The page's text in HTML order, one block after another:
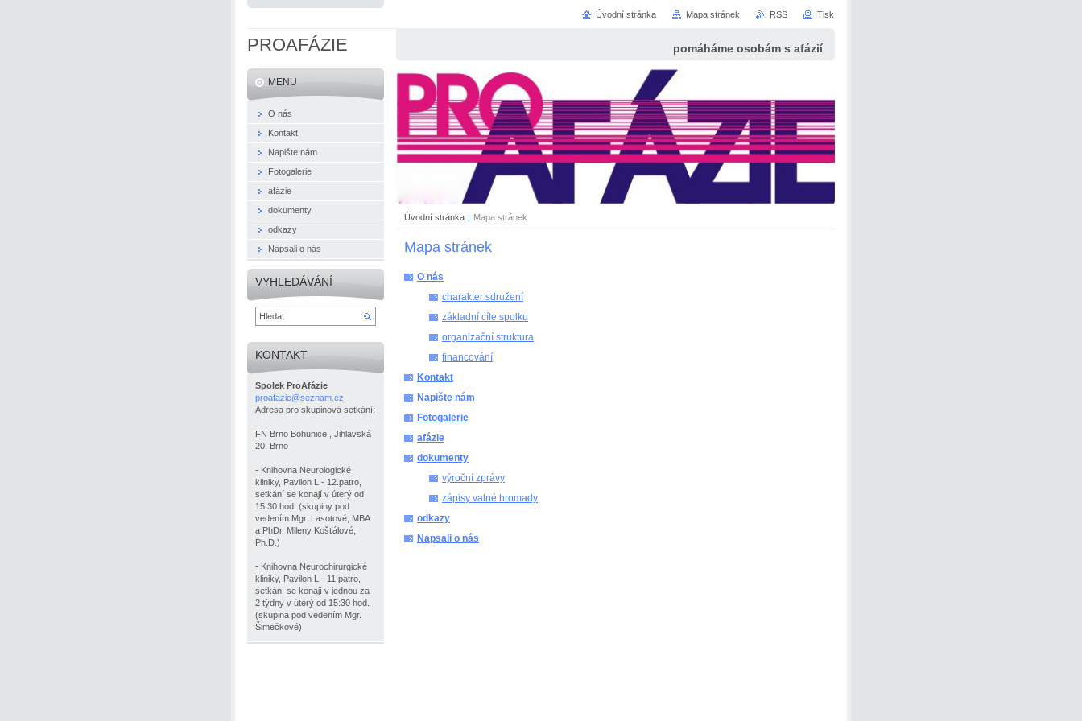
PROAFÁZIE pomáháme osobám s afázií
Úvodní stránka | Mapa stránek
Mapa stránek
O nás
charakter sdružení
základní cíle spolku
organizační struktura
financování
Kontakt
Napište nám
Fotogalerie
afázie
dokumenty
výroční zprávy
zápisy valné hromady
odkazy
Napsali o nás
MENU
O nás
Kontakt
Napište nám
Fotogalerie
afázie
dokumenty
odkazy
Napsali o nás
VYHLEDÁVÁNÍ
KONTAKT
Spolek ProAfázie
proafazie@seznam .cz
Adresa pro skupinová setkání:
FN Brno Bohunice , Jihlavská
20, Brno
- Knihovna Neurologické
kliniky, Pavilon L - 12.patro,
setkání se konají v úterý od
15:30 hod. (skupiny pod
vedením Mgr. Lasotové, MBA
a PhDr. Mileny Košťálové,
Ph.D.)
- Knihovna Neurochirurgické
kliniky, Pavilon L - 11.patro,
setkání se konají v jednou za
2 týdny v úterý od 15:30 hod.
(skupina pod vedením Mgr.
Šimečkové)
Úvodní stránka Mapa stránek RSS Tisk